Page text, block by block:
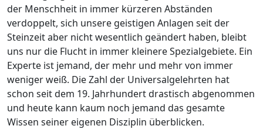
der Menschheit in immer kürzeren Abständen
verdoppelt, sich unsere geistigen Anlagen seit der
Steinzeit aber nicht wesentlich geändert haben, bleibt
uns nur die Flucht in immer kleinere Spezialgebiete. Ein
Experte ist jemand, der mehr und mehr von immer
weniger weiß. Die Zahl der Universalgelehrten hat
schon seit dem 19. Jahrhundert drastisch abgenommen
und heute kann kaum noch jemand das gesamte
Wissen seiner eigenen Disziplin überblicken.